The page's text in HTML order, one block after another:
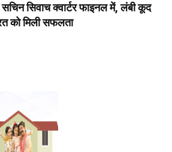
सिवाच क्वार्टर फाइनल में, लंबी कूद
को मिली सफलता